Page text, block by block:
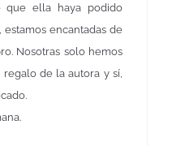
que ella haya podido
encantadas de
Nosotras solo hemos
de la autora y sí,